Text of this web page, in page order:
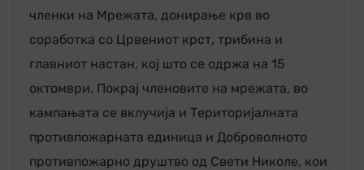
членки на Мрежата, донирање крв во
соработка со Црвениот крст, трибина и
главниот настан, кој што се одржа на 15
октомври. Покрај членовите на мрежата, во
кампањата се вклучија и Територијалната
противпожарната единица и Доброволното
противпожарно друштво од Свети Николе, кои